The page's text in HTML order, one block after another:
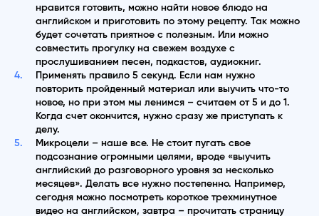
нравится готовить, можно найти новое блюдо на
английском и приготовить по этому рецепту. Так можно
будет сочетать приятное с полезным. Или можно
совместить прогулку на свежем воздухе с
прослушиванием песен, подкастов, аудиокниг.
Применять правило 5 секунд. Если нам нужно
повторить пройденный материал или выучить что-то
новое, но при этом мы ленимся – считаем от 5 и до 1.
Когда счет окончится, нужно сразу же приступать к
делу.
Микроцели – наше все. Не стоит пугать свое
подсознание огромными целями, вроде «выучить
английский до разговорного уровня за несколько
месяцев». Делать все нужно постепенно. Например,
сегодня можно посмотреть короткое трехминутное
видео на английском, завтра – прочитать страницу